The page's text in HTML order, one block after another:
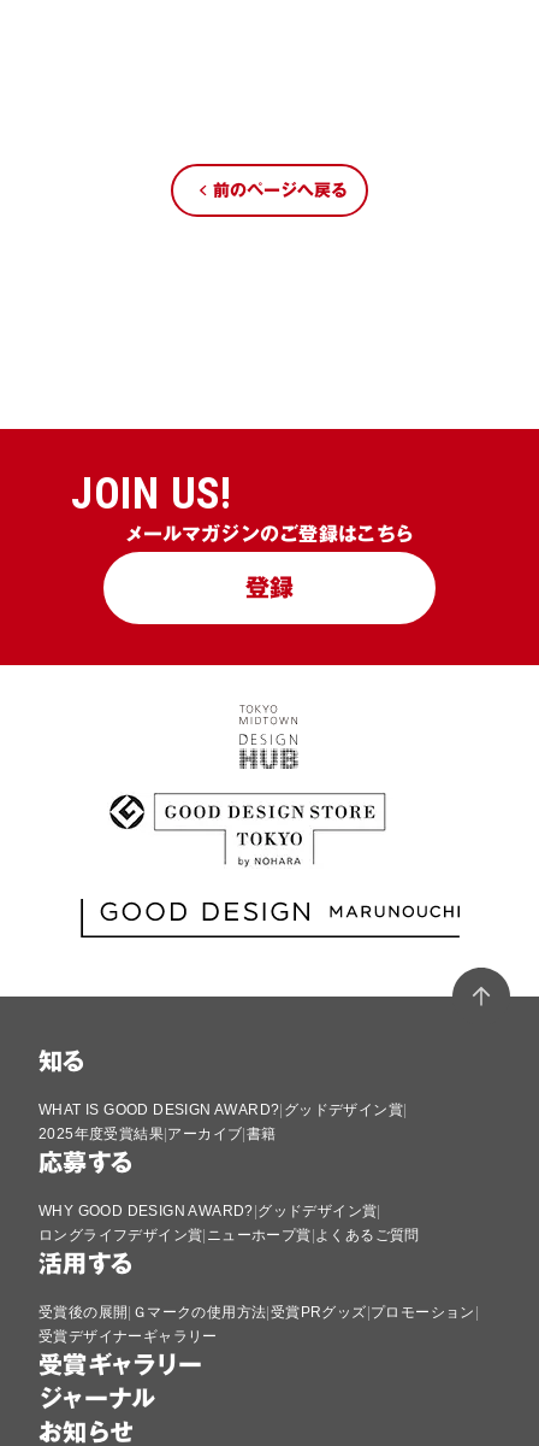
前のページへ戻る
JOIN US!
メールマガジンのご登録はこちら
登録
知る
WHAT IS GOOD DESIGN AWARD? グッドデザイン賞
2025年度受賞結果 アーカイブ 書籍
応募する
WHY GOOD DESIGN AWARD? グッドデザイン賞
ロングライフデザイン賞 ニューホープ賞 よくあるご質問
活用する
受賞後の展開 Ｇマークの使用方法 受賞PRグッズ プロモーション
受賞デザイナーギャラリー
受賞ギャラリー
ジャーナル
お知らせ